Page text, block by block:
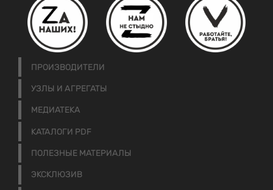
ПРОИЗВОДИТЕЛИ
УЗЛЫ И АГРЕГАТЫ
МЕДИАТЕКА
КАТАЛОГИ PDF
ПОЛЕЗНЫЕ МАТЕРИАЛЫ
ЭКСКЛЮЗИВ